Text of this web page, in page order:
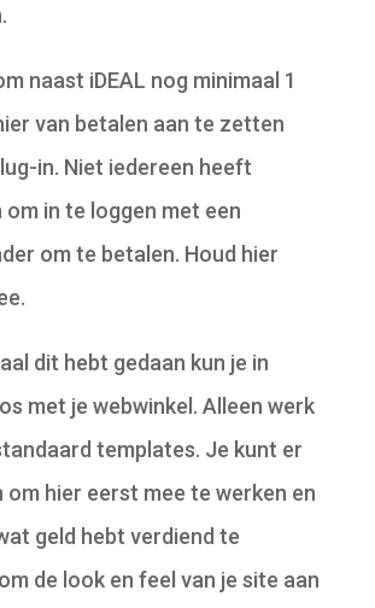
naast iDEAL nog minimaal 1
van betalen aan te zetten
in. Niet iedereen heeft
om in te loggen met een
om te betalen. Houd hier
dit hebt gedaan kun je in
met je webwinkel. Alleen werk
templates. Je kunt er
om hier eerst mee te werken en
geld hebt verdiend te
de look en feel van je site aan